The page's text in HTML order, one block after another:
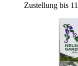
Zustellung bis